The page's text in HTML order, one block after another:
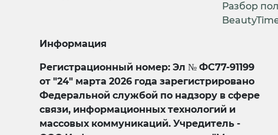
Разбор
Информация
Регистрационный номер: Эл № ФС77-91199
от "24" марта 2026 года зарегистрировано
Федеральной службой по надзору в сфере
связи, информационных технологий и
массовых коммуникаций. Учредитель -